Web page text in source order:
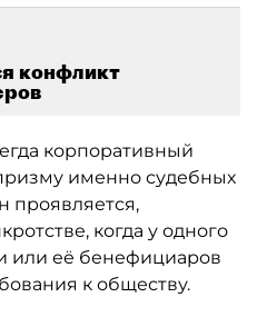
конфликт
корпоративный
именно судебных
проявляется,
когда у одного
или её бенефициаров
к обществу.